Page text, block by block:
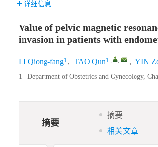
详细信息
Value of pelvic magnetic
invasion in patients with
LI Qiong-fang1 , TAO Qun1 , , , YIN
1. Department of Obstetrics and Gynecology,
摘要
摘要
相关文章